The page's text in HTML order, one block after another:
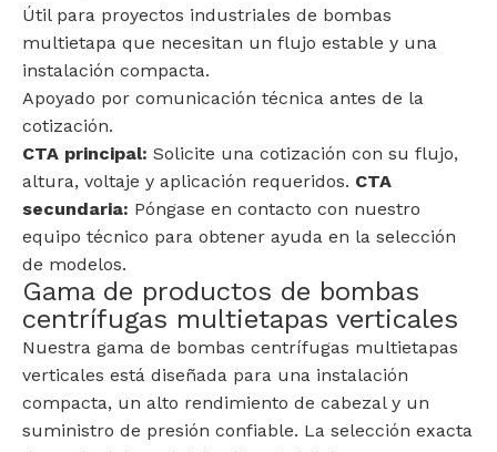
Útil para proyectos industriales de bombas
multietapa que necesitan un flujo estable y una
instalación compacta.
Apoyado por comunicación técnica antes de la
cotización.
CTA principal: Solicite una cotización con su flujo,
altura, voltaje y aplicación requeridos. CTA
secundaria: Póngase en contacto con nuestro
equipo técnico para obtener ayuda en la selección
de modelos.
Gama de productos de bombas
centrífugas multietapas verticales
Nuestra gama de bombas centrífugas multietapas
verticales está diseñada para una instalación
compacta, un alto rendimiento de cabezal y un
suministro de presión confiable. La selección exacta